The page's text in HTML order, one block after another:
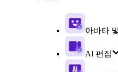
아바타
AI 편집